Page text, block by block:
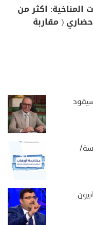
المناخية: اكثر من
( مقاربة
سيقود